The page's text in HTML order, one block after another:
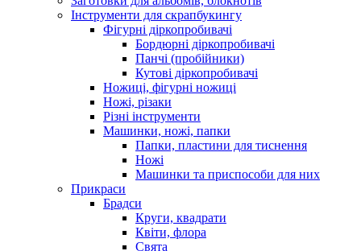
Інструменти для скрапбукингу
Фігурні діркопробивачі
Бордюрні діркопробивачі
Панчі (пробійники)
Кутові діркопробивачі
Ножиці, фігурні ножиці
Ножі, різаки
Різні інструменти
Машинки, ножі, папки
Папки, пластини для тиснення
Ножі
Машинки та приспособи для них
Прикраси
Брадси
Круги, квадрати
Квіти, флора
Свята